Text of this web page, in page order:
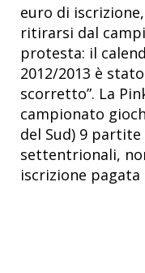
euro di
ritirarsi dal
protesta: il
2012/2013 è
scorretto”. La
campionato
del Sud) 9
settentrionali,
iscrizione pagata